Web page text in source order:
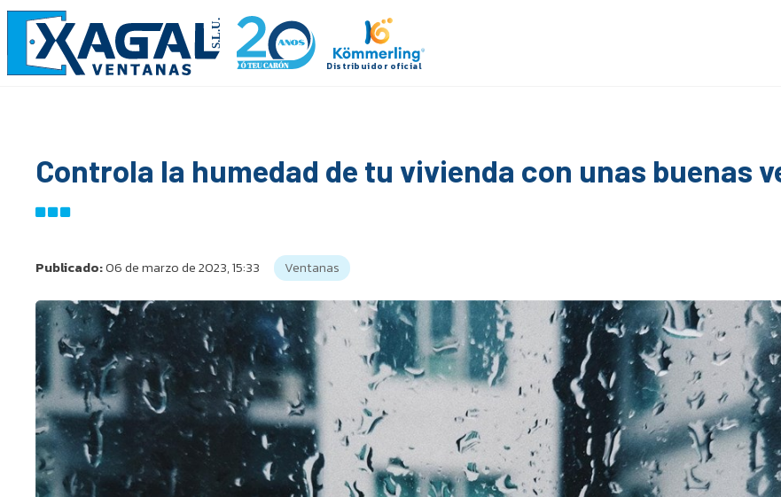
Controla la humedad de tu vivienda con unas buenas
Publicado:06 de marzo de 2023, 15:33 Ventanas